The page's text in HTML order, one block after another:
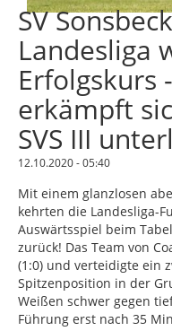
SV
Landesliga
Erfolgskurs
erkämpft
SVS III
12.10.2020 - 05:40
Mit einem glanzlosen
kehrten die Landesliga-
Auswärtsspiel beim
zurück! Das Team von
(1:0) und verteidigte ein
Spitzenposition in der
Weißen schwer gegen
Führung erst nach 35